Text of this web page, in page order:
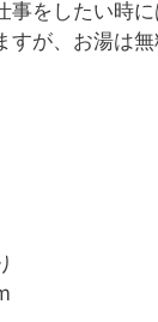
事をしたい時
すが、お湯は